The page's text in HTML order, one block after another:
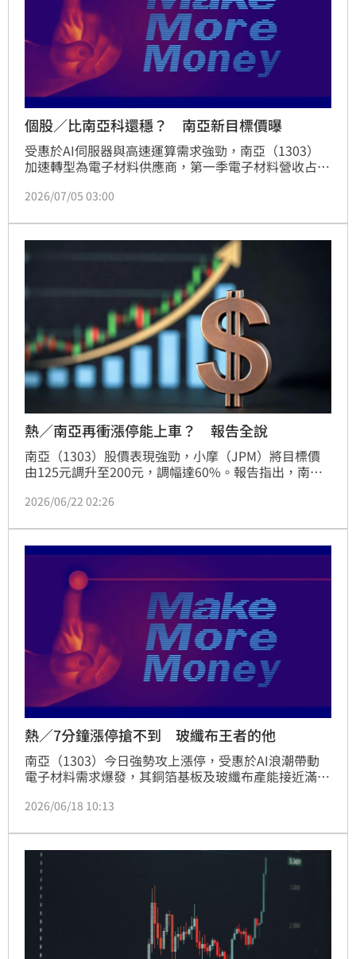
個股／比南亞科還穩？ 南亞新目標價曝
受惠於AI伺服器與高速運算需求強勁，南亞（1303）
加速轉型為電子材料供應商，第一季電子材料營收占比
股。南亞積極佈局高階銅箔基板（CCL）及T-glass材
升。在電子材料獲利改善與業外投資收益挹注下，南亞
第一季稅後純益年增逾30倍，EPS達1.80元。法人預
估，隨著高階材料陸續量產，加上半導體與電力應用市
場佈局，南亞全年營運展望樂觀，目標價上看242元，
並預測2026年EPS有望挑戰9元大關，評等維持「買
進」。惟投資人仍需留意中國石化產能外溢及AI資本支
出放緩等潛在市場風險。
2026/07/05 03:00
熱／南亞再衝漲停能上車？ 報告全說
南亞（1303）股價表現強勁，小摩（JPM）將目標價
由125元調升至200元，調幅達60%。報告指出，南亞
料轉向高階AI供應鏈，已陸續拿下M7、M8訂單並送樣
價格倍增，預計2028年AI材料營收占比將大幅提升，
帶動電子材料事業營益率創歷史新高，引發市場對其估
值的重新評價。
2026/06/22 02:26
熱／7分鐘漲停搶不到 玻纖布王者的他
南亞（1303）今日強勢攻上漲停，受惠於AI浪潮帶動
電子材料需求爆發，其銅箔基板及玻纖布產能接近滿
階特殊玻纖布，預計合作至2027年，強化其在高階CCL
47個月新高。展望後市，受惠於AI發展與石化產品行情
回溫，第三季營收有望持續增長，電子材料占比將進一
步提升至六成。
2026/06/18 10:13